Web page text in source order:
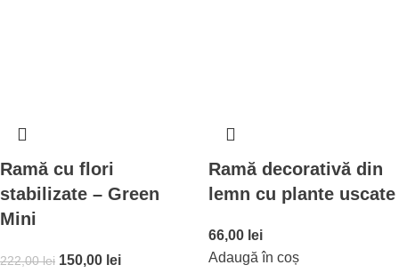
Ramă cu flori
stabilizate – Green
Mini
222,00lei 150,00 lei
Ramă decorativă din
lemn cu plante uscate
66,00 lei
Adaugă în coș